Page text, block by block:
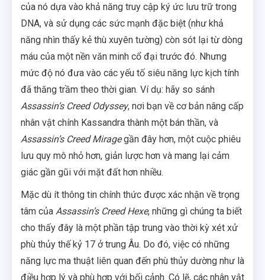
của nó dựa vào khả năng truy cập ký ức lưu trữ trong
DNA, và sử dụng các sức mạnh đặc biệt (như khả
năng nhìn thấy kẻ thù xuyên tường) còn sót lại từ dòng
máu của một nền văn minh cổ đại trước đó. Nhưng
mức độ nó đưa vào các yếu tố siêu năng lực kịch tính
đã thăng trầm theo thời gian. Ví dụ: hãy so sánh
Assassin’s Creed Odyssey, nơi bạn về cơ bản nâng cấp
nhân vật chính Kassandra thành một bán thần, và
Assassin’s Creed Miragegần đây hơn, một cuộc phiêu
lưu quy mô nhỏ hơn, giản lược hơn và mang lại cảm
giác gần gũi với mặt đất hơn nhiều.
Mặc dù ít thông tin chính thức được xác nhận về trọng
tâm của Assassin’s Creed Hexe, những gì chúng ta biết
cho thấy đây là một phần tập trung vào thời kỳ xét xử
phù thủy thế kỷ 17 ở trung Âu. Do đó, việc có những
năng lực ma thuật liên quan đến phù thủy dường như là
điều hợp lý và phù hợp với bối cảnh. Có lẽ, các nhân vật